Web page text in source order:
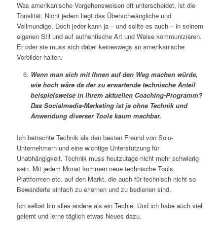
Was amerikanische Vorgehensweisen oft unterscheidet, ist die
Tonalität. Nicht jedem liegt das Überschwängliche und
Vollmundige. Doch jeder kann ja – und sollte es auch – in seinem
eigenen Stil und auf authentische Art und Weise kommunizieren.
Er oder sie muss sich dabei keineswegs an amerikanische
Vorbilder halten.
Wenn man sich mit Ihnen auf den Weg machen würde,
wie hoch wäre da der zu erwartende technische Anteil
beispielsweise in Ihrem aktuellen Coaching-Programm?
Das Socialmedia-Marketing ist ja ohne Technik und
Anwendung diverser Tools kaum machbar.
Ich betrachte Technik als den besten Freund von Solo-
Unternehmern und eine wichtige Unterstützung für
Unabhängigkeit. Technik muss heutzutage nicht mehr schwierig
sein. Mit jedem Monat kommen neue technische Tools,
Plattformen etc. auf den Markt, die auch für technisch nicht so
Bewanderte einfach zu erlernen und zu bedienen sind.
Ich selbst bin alles andere als ein Techie. Und ich habe auch viel
gelernt und lerne täglich etwas Neues dazu.